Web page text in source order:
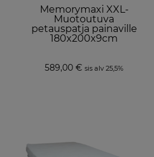
Memorymaxi XXL-
Muotoutuva
petauspatja painaville
180x200x9cm
589,00€ sis alv 25,5%